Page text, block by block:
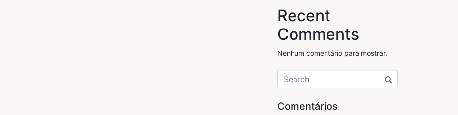
Recent
Comments
Nenhum comentário para mostrar.
Comentários